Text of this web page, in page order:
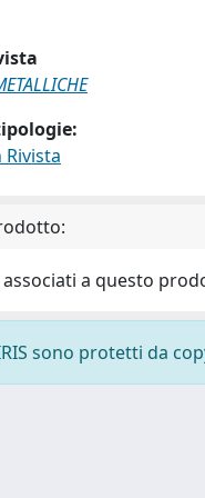
a questo
sono protetti da